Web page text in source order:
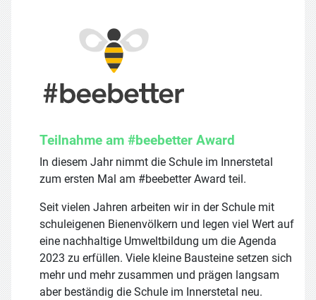
Teilnahme am #beebetter Award
In diesem Jahr nimmt die Schule im Innerstetal
zum ersten Mal am #beebetter Award teil.
Seit vielen Jahren arbeiten wir in der Schule mit
schuleigenen Bienenvölkern und legen viel Wert auf
eine nachhaltige Umweltbildung um die Agenda
2023 zu erfüllen. Viele kleine Bausteine setzen sich
mehr und mehr zusammen und prägen langsam
aber beständig die Schule im Innerstetal neu.